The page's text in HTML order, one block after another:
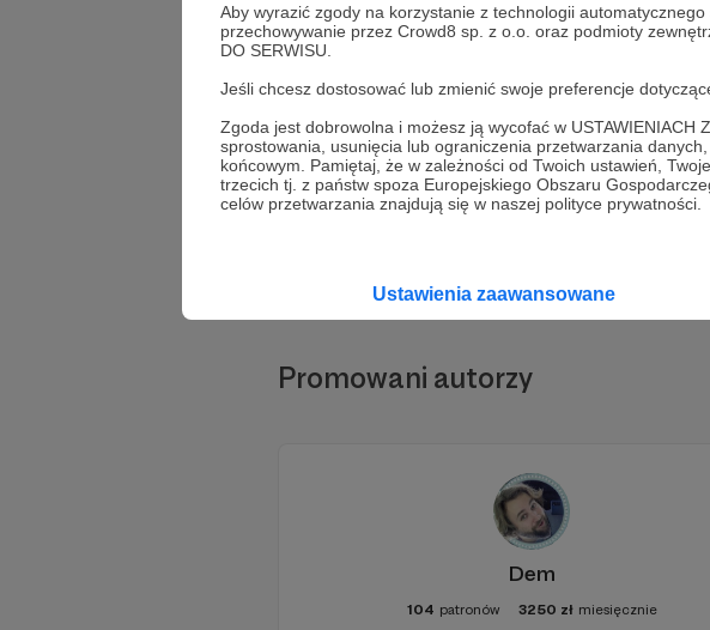
Aby wyrazić zgody na korzystanie z technologii
przechowywanie przez Crowd8 sp. z o.o. oraz podmioty
DO SERWISU.
Jeśli chcesz dostosować lub zmienić swoje preferencje
Zgoda jest dobrowolna i możesz ją wycofać w USTAWIENIACH
sprostowania, usunięcia lub ograniczenia przetwarzania
końcowym. Pamiętaj, że w zależności od Twoich ustawień,
trzecich tj. z państw spoza Europejskiego Obszaru
celów przetwarzania znajdują się w naszej polityce prywatności.
Ustawienia zaawansowane
Wesprzyj
Promowani autorzy
Dem
104 patronów 3250 zł miesięcznie